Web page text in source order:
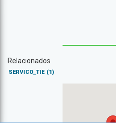
Relacionados
SERVICO_TIE (1)